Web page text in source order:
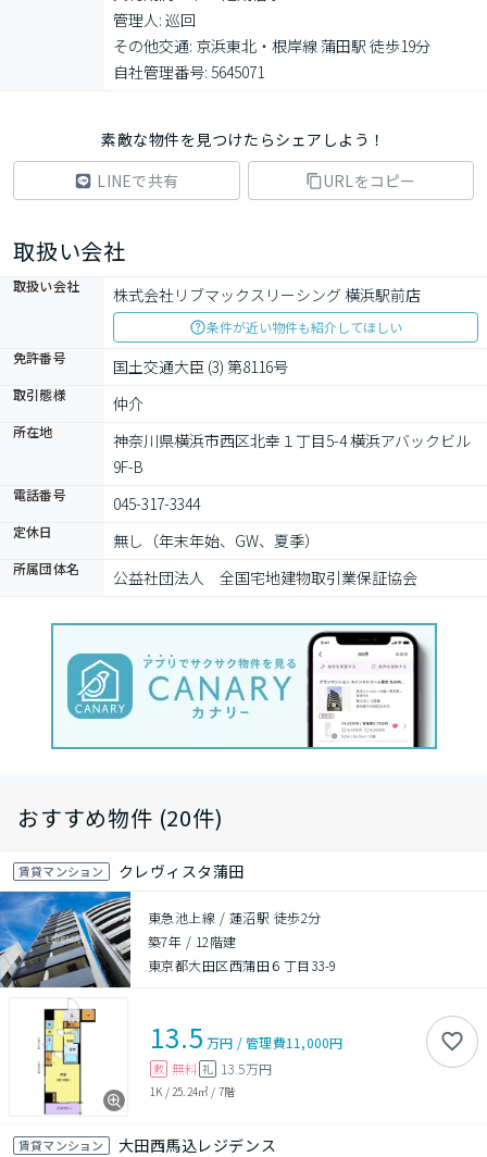
管理人: 巡回
その他交通: 京浜東北・根岸線 蒲田駅 徒歩19分
自社管理番号: 5645071
素敵な物件を見つけたらシェアしよう！
LINEで共有
URLをコピー
取扱い会社
取扱い会社 株式会社リブマックスリーシング 横浜駅前店
条件が近い物件も紹介してほしい
免許番号
国土交通大臣 (3) 第8116号
取引態様 仲介
所在地
神奈川県横浜市西区北幸１丁目5-4 横浜アバックビル
9F-B
電話番号 045-317-3344
定休日 無し（年末年始、GW、夏季）
所属団体名 公益社団法人　全国宅地建物取引業保証協会
おすすめ物件 (20件)
賃貸マンション クレヴィスタ蒲田
東急池上線 / 蓮沼駅 徒歩2分
築7年 / 12階建
東京都大田区西蒲田６丁目33-9
13.5 万円 /管理費11,000円
敷 無料 礼 13.5万円
1K / 25.24㎡ / 7階
賃貸マンション 大田西馬込レジデンス